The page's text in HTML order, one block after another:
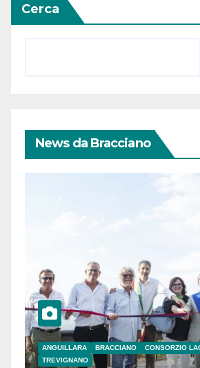
Cerca
News da Bracciano
ANGUILLARA BRACCIANO
CONSORZIO
TREVIGNANO